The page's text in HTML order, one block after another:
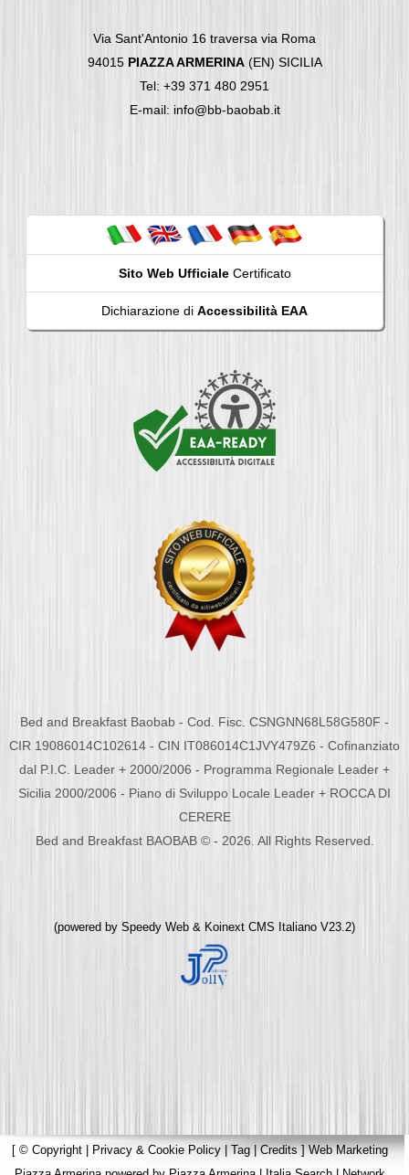
Via Sant'Antonio 16 traversa via Roma
94015 PIAZZA ARMERINA(EN) SICILIA
Tel: +39 371 480 2951
E-mail: info@bb-baobab.it
Sito Web UfficialeCertificato
Dichiarazione di Accessibilità EAA
Bed and Breakfast Baobab - Cod. Fisc. CSNGNN68L58G580F -
CIR 19086014C102614 - CIN IT086014C1JVY479Z6 - Cofinanziato
dal P.I.C. Leader + 2000/2006 - Programma Regionale Leader +
Sicilia 2000/2006 - Piano di Sviluppo Locale Leader + ROCCA DI
CERERE
Bed and Breakfast BAOBAB © - 2026. All Rights Reserved.
(powered by Speedy Web & Koinext CMS Italiano V23.2)
[ © Copyright | Privacy & Cookie Policy | Tag|Credits]Web Marketing